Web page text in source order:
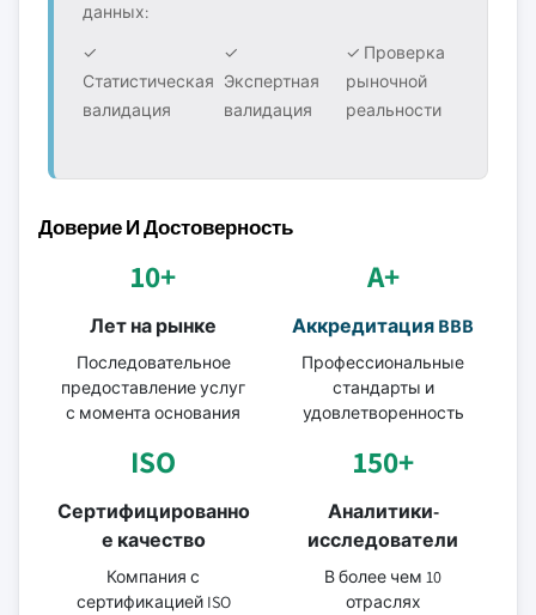
данных:
✓
Статистическая
валидация
✓
Экспертная
валидация
✓ Проверка
рыночной
реальности
Доверие И Достоверность
10+
Лет на рынке
Последовательное
предоставление услуг
с момента основания
A+
Аккредитация BBB
Профессиональные
стандарты и
удовлетворенность
ISO
Сертифицированно
е качество
Компания с
сертификацией ISO
150+
Аналитики-
исследователи
В более чем 10
отраслях